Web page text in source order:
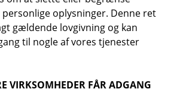
oplysninger. Denne ret
gældende lovgivning og kan
til nogle af vores tjenester
VIRKSOMHEDER FÅR ADGANG